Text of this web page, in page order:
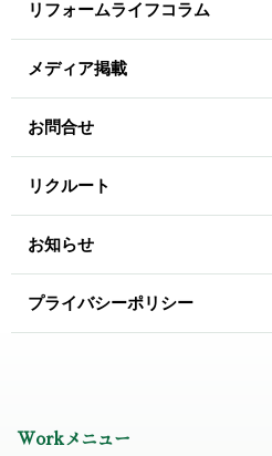
リフォームライフコラム
メディア掲載
お問合せ
リクルート
お知らせ
プライバシーポリシー
Workメニュー